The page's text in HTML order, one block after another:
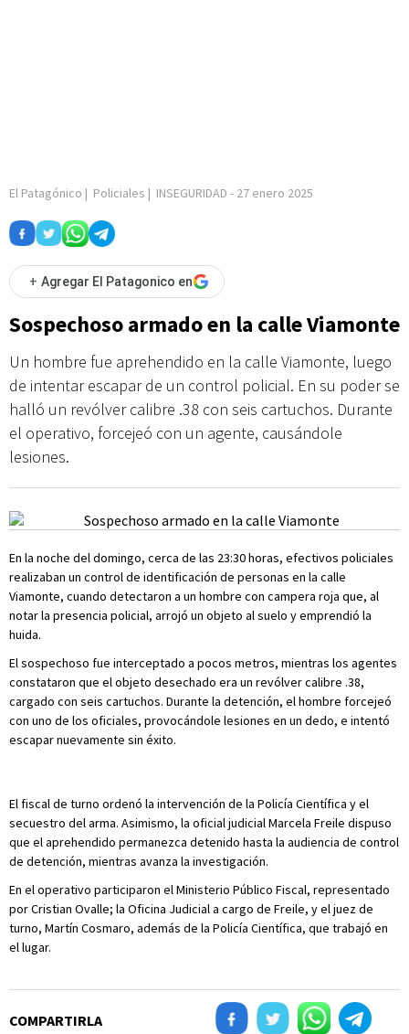
El Patagónico | Policiales | INSEGURIDAD - 27 enero 2025
+ Agregar El Patagonico en
Sospechoso armado en la calle Viamonte
Un hombre fue aprehendido en la calle Viamonte, luego
de intentar escapar de un control policial. En su poder se
halló un revólver calibre .38 con seis cartuchos. Durante
el operativo, forcejeó con un agente, causándole
lesiones.
En la noche del domingo, cerca de las 23:30 horas, efectivos policiales
realizaban un control de identificación de personas en la calle
Viamonte, cuando detectaron a un hombre con campera roja que, al
notar la presencia policial, arrojó un objeto al suelo y emprendió la
huida.
El sospechoso fue interceptado a pocos metros, mientras los agentes
constataron que el objeto desechado era un revólver calibre .38,
cargado con seis cartuchos. Durante la detención, el hombre forcejeó
con uno de los oficiales, provocándole lesiones en un dedo, e intentó
escapar nuevamente sin éxito.
El fiscal de turno ordenó la intervención de la Policía Científica y el
secuestro del arma. Asimismo, la oficial judicial Marcela Freile dispuso
que el aprehendido permanezca detenido hasta la audiencia de control
de detención, mientras avanza la investigación.
En el operativo participaron el Ministerio Público Fiscal, representado
por Cristian Ovalle; la Oficina Judicial a cargo de Freile, y el juez de
turno, Martín Cosmaro, además de la Policía Científica, que trabajó en
el lugar.
COMPARTIRLA